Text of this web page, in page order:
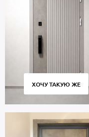
ХОЧУ ТАКУЮ ЖЕ